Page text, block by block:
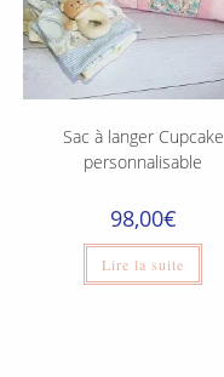
Sac à langer Cupcake
personnalisable
98,00€
Lire la suite